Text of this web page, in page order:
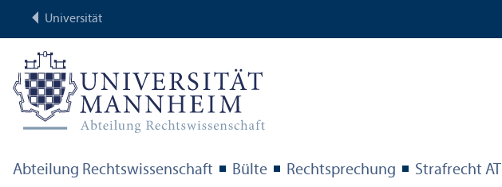
Universität
Abteilung Rechts­wissenschaft Bülte Rechts­prechung Strafrecht AT